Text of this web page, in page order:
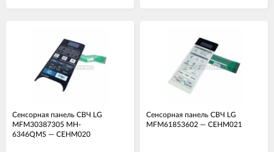
Сенсорная панель СВЧ LG
MFM30387305 MH-
6346QMS — СЕНМ020
Сенсорная панель СВЧ LG
MFM61853602 — СЕНМ021